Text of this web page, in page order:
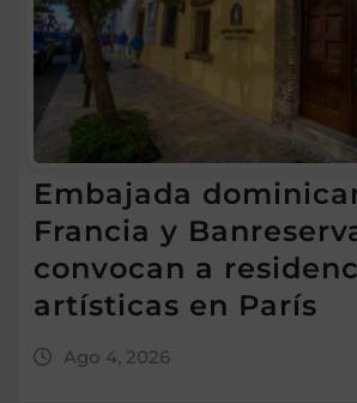
Embajada
Francia y
convocan a
artísticas en París
Ago 4, 2026